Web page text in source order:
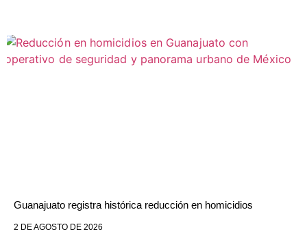
Guanajuato registra histórica reducción en homicidios
2 DE AGOSTO DE 2026